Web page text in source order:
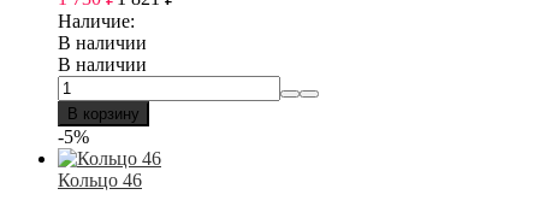
Наличие:
В наличии
В наличии
В корзину
-5%
Кольцо 46